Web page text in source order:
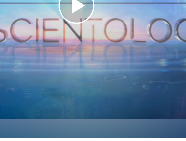
Amour et haine –
Qu’est-ce que la grandeur ?